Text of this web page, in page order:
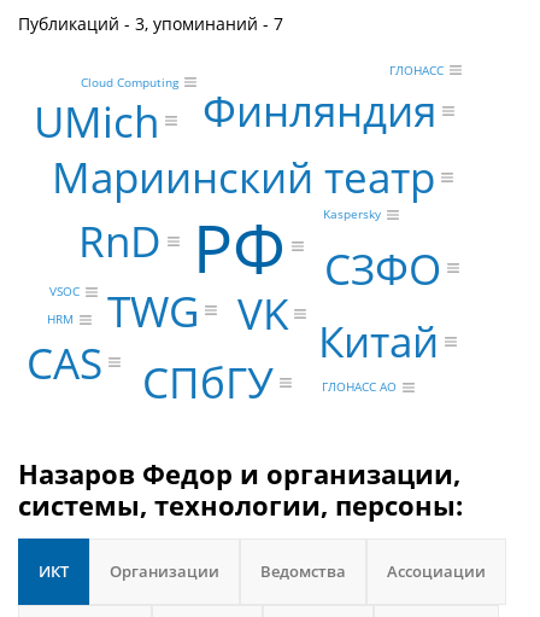
Публикаций - 3, упоминаний - 7
РФ
Мариинский театр
TWG VK Китай
СЗФО
Финляндия
RnD
UMich
CAS СПбГУ
Kaspersky
ГЛОНАСС АО
VSOC
HRM
Cloud Computing
ГЛОНАСС
Назаров Федор и организации,
системы, технологии, персоны:
ИКТ Организации Ведомства Ассоциации